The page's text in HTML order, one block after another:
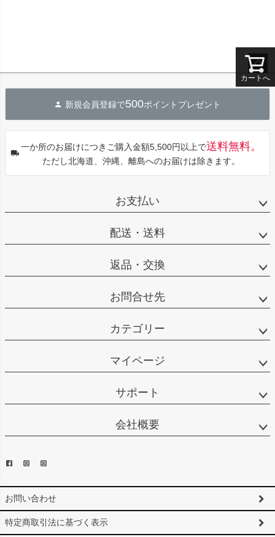
カートへ
ペー
へ
新規会員登録で500ポイントプレゼント
一か所のお届けにつきご購入金額5,500円以上で送料無料。
ただし北海道、沖縄、離島へのお届けは除きます。
お支払い
配送・送料
返品・交換
お問合せ先
カテゴリー
マイページ
サポート
会社概要
お問い合わせ
特定商取引法に基づく表示